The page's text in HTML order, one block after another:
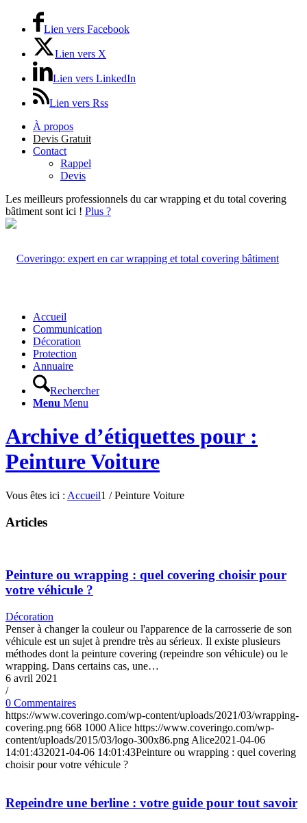
Lien vers Facebook
Lien vers X
Lien vers LinkedIn
Lien vers Rss
À propos
Devis Gratuit
Contact
Rappel
Devis
Les meilleurs professionnels du car wrapping et du total covering
bâtiment sont ici ! Plus ?
Accueil
Communication
Décoration
Protection
Annuaire
Rechercher
Menu Menu
Archive d’étiquettes pour :
Peinture Voiture
Vous êtes ici : Accueil1 / Peinture Voiture
Articles
Peinture ou wrapping : quel covering choisir pour
votre véhicule ?
Décoration
Penser à changer la couleur ou l'apparence de la carrosserie de son
véhicule est un sujet à prendre très au sérieux. Il existe plusieurs
méthodes dont la peinture covering (repeindre son véhicule) ou le
wrapping. Dans certains cas, une…
6 avril 2021
/
0 Commentaires
https://www.coveringo.com/wp-content/uploads/2021/03/wrapping-
covering.png 668 1000 Alice https://www.coveringo.com/wp-
content/uploads/2015/03/logo-300x86.png Alice2021-04-06
14:01:432021-04-06 14:01:43Peinture ou wrapping : quel covering
choisir pour votre véhicule ?
Repeindre une berline : votre guide pour tout savoir